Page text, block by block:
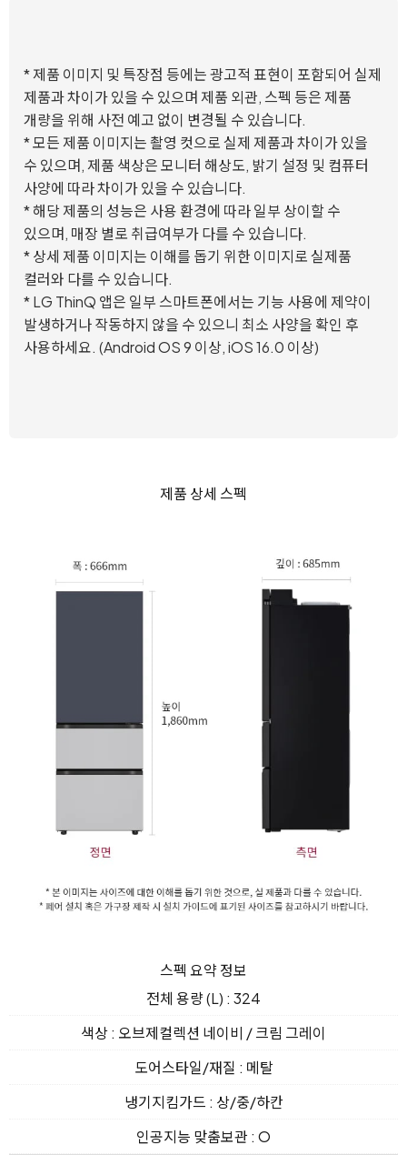
* 제품 이미지 및 특장점 등에는 광고적 표현이 포함되어 실제
제품과 차이가 있을 수 있으며 제품 외관, 스펙 등은 제품
개량을 위해 사전 예고 없이 변경될 수 있습니다.
* 모든 제품 이미지는 촬영 컷으로 실제 제품과 차이가 있을
수 있으며, 제품 색상은 모니터 해상도, 밝기 설정 및 컴퓨터
사양에 따라 차이가 있을 수 있습니다.
* 해당 제품의 성능은 사용 환경에 따라 일부 상이할 수
있으며, 매장 별로 취급여부가 다를 수 있습니다.
* 상세 제품 이미지는 이해를 돕기 위한 이미지로 실제품
컬러와 다를 수 있습니다.
* LG ThinQ 앱은 일부 스마트폰에서는 기능 사용에 제약이
발생하거나 작동하지 않을 수 있으니 최소 사양을 확인 후
사용하세요. (Android OS 9 이상, iOS 16.0 이상)
제품 상세 스펙
스펙 요약 정보
전체 용량 (L) : 324
색상 : 오브제컬렉션 네이비 / 크림 그레이
도어스타일/재질 : 메탈
냉기지킴가드 : 상/중/하칸
인공지능 맞춤보관 : O